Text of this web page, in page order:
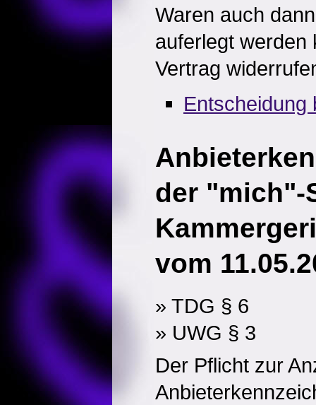
Waren auch
auferlegt werden
Vertrag
Entscheidung
der "mich"-
vom
» TDG § 6
» UWG § 3
Der Pflicht zur